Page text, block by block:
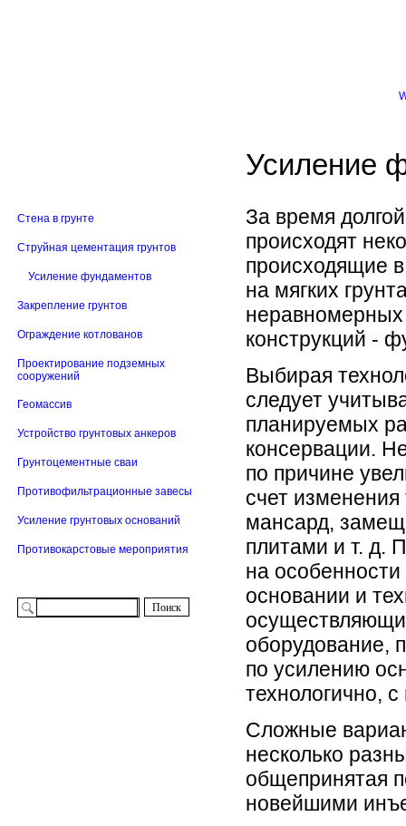
Стена в грунте
Струйная цементация грунтов
Усиление фундаментов
Закрепление грунтов
Ограждение котлованов
Проектирование подземных
сооружений
Геомассив
Устройство грунтовых анкеров
Грунтоцементные сваи
Противофильтрационные завесы
Усиление грунтовых оснований
Противокарстовые мероприятия
Усиление
За время
происходят
происходящие
на мягких
конструкций -
Выбирая
следует
планируемых
консервации.
по причине
счет изменения
мансард,
плитами и т. д.
на особенности
основании и
оборудование,
по усилению
технологично,
Сложные
несколько
общепринятая
новейшими